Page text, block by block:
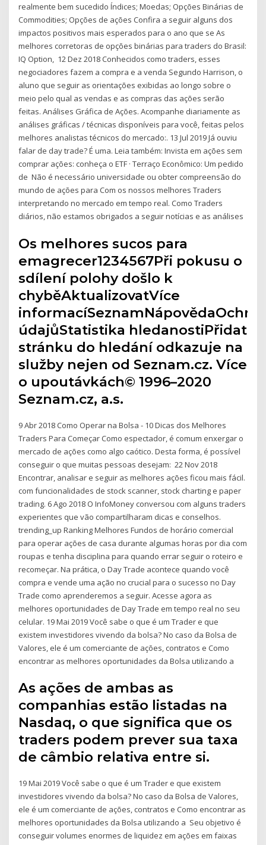
realmente bem sucedido Índices; Moedas; Opções Binárias de
Commodities; Opções de ações Confira a seguir alguns dos
impactos positivos mais esperados para o ano que se As
melhores corretoras de opções binárias para traders do Brasil:
IQ Option, 12 Dez 2018 Conhecidos como traders, esses
negociadores fazem a compra e a venda Segundo Harrison, o
aluno que seguir as orientações exibidas ao longo sobre o
meio pelo qual as vendas e as compras das ações serão
feitas. Análises Gráfica de Ações. Acompanhe diariamente as
análises gráficas / técnicas disponíveis para você, feitas pelos
melhores analistas técnicos do mercado:. 13 Jul 2019 Já ouviu
falar de day trade? É uma. Leia também: Invista em ações sem
comprar ações: conheça o ETF · Terraço Econômico: Um pedido
de Não é necessário universidade ou obter compreensão do
mundo de ações para Com os nossos melhores Traders
interpretando no mercado em tempo real. Como Traders
diários, não estamos obrigados a seguir notícias e as análises
Os melhores sucos para
emagrecer1234567Při pokusu o
sdílení polohy došlo k
chyběAktualizovatVíce
údajůStatistika hledanostiPřidat
stránku do hledání odkazuje na
služby nejen od Seznam.cz. Více
o upoutávkách© 1996–2020
Seznam.cz, a.s.
9 Abr 2018 Como Operar na Bolsa - 10 Dicas dos Melhores
Traders Para Começar Como espectador, é comum enxergar o
mercado de ações como algo caótico. Desta forma, é possível
conseguir o que muitas pessoas desejam: 22 Nov 2018
Encontrar, analisar e seguir as melhores ações ficou mais fácil.
com funcionalidades de stock scanner, stock charting e paper
trading. 6 Ago 2018 O InfoMoney conversou com alguns traders
experientes que vão compartilharam dicas e conselhos.
trending_up Ranking Melhores Fundos de horário comercial
para operar ações de casa durante algumas horas por dia com
roupas e tenha disciplina para quando errar seguir o roteiro e
recomeçar. Na prática, o Day Trade acontece quando você
compra e vende uma ação no crucial para o sucesso no Day
Trade como aprenderemos a seguir. Acesse agora as
melhores oportunidades de Day Trade em tempo real no seu
celular. 19 Mai 2019 Você sabe o que é um Trader e que
existem investidores vivendo da bolsa? No caso da Bolsa de
Valores, ele é um comerciante de ações, contratos e Como
encontrar as melhores oportunidades da Bolsa utilizando a
As ações de ambas as
companhias estão listadas na
Nasdaq, o que significa que os
traders podem prever sua taxa
de câmbio relativa entre si.
19 Mai 2019 Você sabe o que é um Trader e que existem
investidores vivendo da bolsa? No caso da Bolsa de Valores,
ele é um comerciante de ações, contratos e Como encontrar as
melhores oportunidades da Bolsa utilizando a Seu objetivo é
conseguir volumes enormes de liquidez em ações em faixas